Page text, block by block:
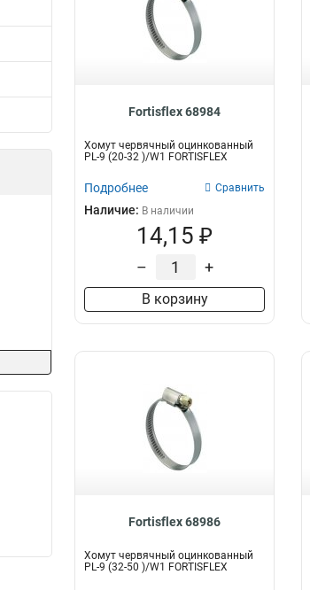
Fortisflex 68984
Хомут червячный оцинкованный
PL-9 (20-32 )/W1 FORTISFLEX
Подробнее Сравнить
Наличие: В наличии
14,15 ₽
– +
В корзину
Fortisflex 68986
Хомут червячный оцинкованный
PL-9 (32-50 )/W1 FORTISFLEX